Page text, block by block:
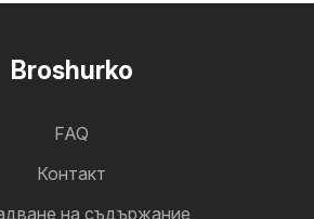
Broshurko
FAQ
Контакт
на съдържание